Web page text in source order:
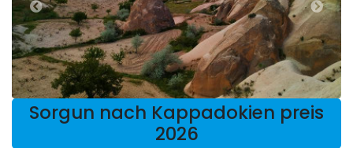
Sorgun nach Kappadokien preis
2026